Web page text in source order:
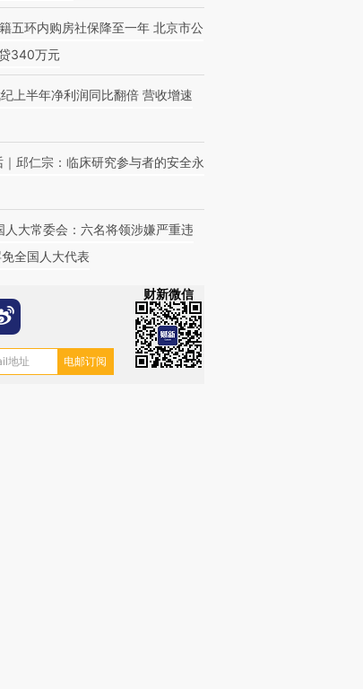
五环内购房社保降至一年 北京市公
340万元
上半年净利润同比翻倍 营收增速
｜邱仁宗：临床研究参与者的安全永
人大常委会：六名将领涉嫌严重违
全国人大代表
财新微信